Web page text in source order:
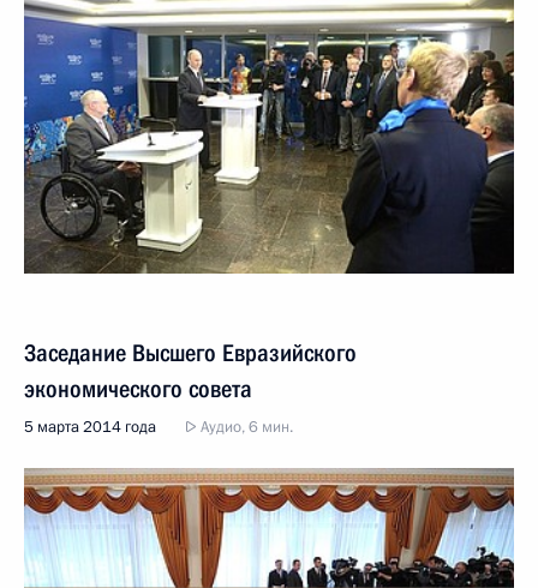
Заседание Высшего Евразийского
экономического совета
5 марта 2014 года Аудио, 6 мин.